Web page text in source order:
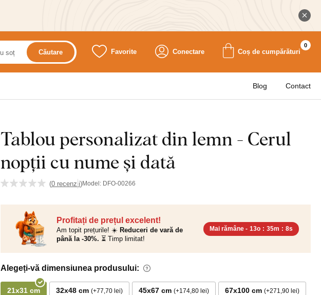
Căutare Favorite Conectare Coș de cumpărături
0
Blog Contact
Tablou personalizat din lemn - Cerul
nopții cu nume și dată
(0 recenzii)Model: DFO-00266
Profitați de prețul excelent!
Am topit prețurile! ☀️ Reduceri de vară de
până la -30%. ⏳ Timp limitat!
Mai rămâne - 13o : 35m : 6s
Alegeți-vă dimensiunea produsului:
21x31 cm 32x48 cm +77,70 lei 45x67 cm +174,80 lei 67x100 cm +271,90 lei